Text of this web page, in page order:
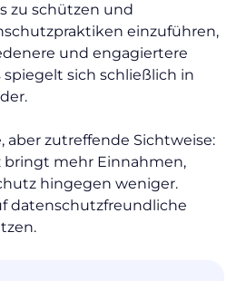
zu schützen und
einzuführen,
und engagiertere
sich schließlich in
aber zutreffende Sichtweise:
bringt mehr Einnahmen,
hingegen weniger.
datenschutzfreundliche